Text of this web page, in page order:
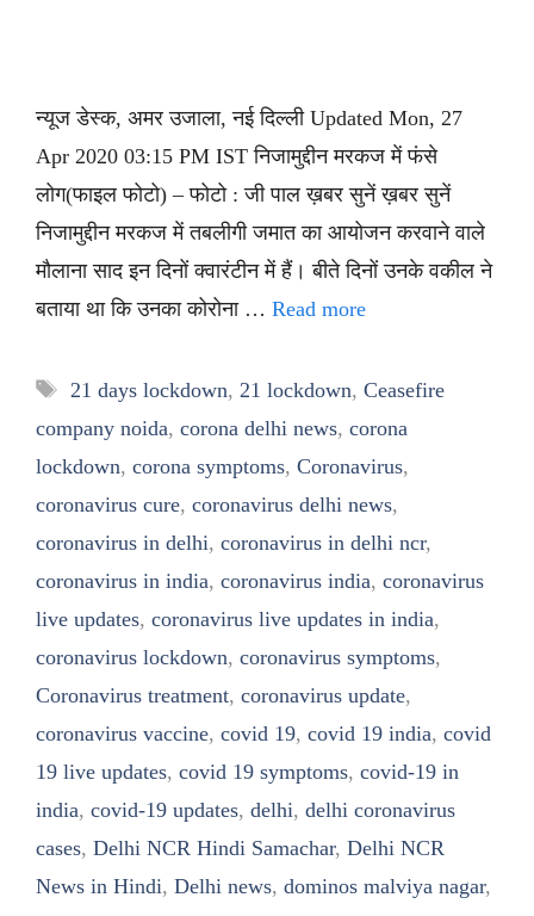
न्यूज डेस्क, अमर उजाला, नई दिल्ली Updated Mon, 27
Apr 2020 03:15 PM IST निजामुद्दीन मरकज में फंसे
लोग(फाइल फोटो) – फोटो : जी पाल ख़बर सुनें ख़बर सुनें
निजामुद्दीन मरकज में तबलीगी जमात का आयोजन करवाने वाले
मौलाना साद इन दिनों क्वारंटीन में हैं। बीते दिनों उनके वकील ने
बताया था कि उनका कोरोना … Read more
Tags
21 days lockdown, 21 lockdown, Ceasefire
company noida, corona delhi news, corona
lockdown, corona symptoms, Coronavirus,
coronavirus cure, coronavirus delhi news,
coronavirus in delhi, coronavirus in delhi ncr,
coronavirus in india, coronavirus india, coronavirus
live updates, coronavirus live updates in india,
coronavirus lockdown, coronavirus symptoms,
Coronavirus treatment, coronavirus update,
coronavirus vaccine, covid 19, covid 19 india, covid
19 live updates, covid 19 symptoms, covid-19 in
india, covid-19 updates, delhi, delhi coronavirus
cases, Delhi NCR Hindi Samachar, Delhi NCR
News in Hindi, Delhi news, dominos malviya nagar,